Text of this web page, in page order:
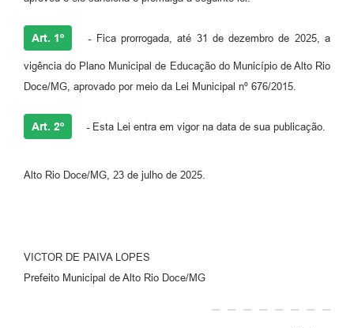
Art. 1º -Fica prorrogada, até 31 de dezembro de 2025, a
vigência do Plano Municipal de Educação do Município de Alto Rio
Doce/MG, aprovado por meio da Lei Municipal nº 676/2015.
Art. 2º -Esta Lei entra em vigor na data de sua publicação.
Alto Rio Doce/MG, 23 de julho de 2025.
VICTOR DE PAIVA LOPES
Prefeito Municipal de Alto Rio Doce/MG